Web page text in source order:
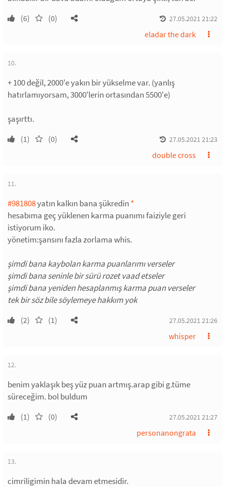
(6) (0) 27.05.2021 21:22
eladar the dark
10.
+ 100 değil, 2000'e yakın bir yükselme var. (yanlış
hatırlamıyorsam, 3000'lerin ortasından 5500'e)
şaşırttı.
(1) (0) 27.05.2021 21:23
double cross
11.
#981808yatın kalkın bana şükredin *
hesabıma geç yüklenen karma puanımı faiziyle geri
istiyorum iko.
yönetim:şansını fazla zorlama whis.
şimdi bana kaybolan karma puanlarımı verseler
şimdi bana seninle bir sürü rozet vaad etseler
şimdi bana yeniden hesaplanmış karma puan verseler
tek bir söz bile söylemeye hakkım yok
(2) (1) 27.05.2021 21:26
whisper
12.
benim yaklaşık beş yüz puan artmış.arap gibi g.tüme
süreceğim. bol buldum
(1) (0) 27.05.2021 21:27
personanongrata
13.
cimriligimin hala devam etmesidir.